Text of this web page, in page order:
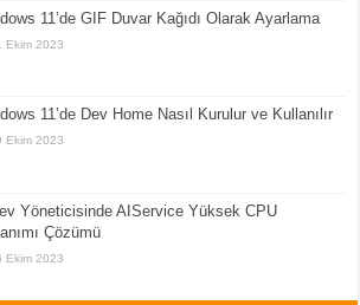
11’de GIF Duvar Kağıdı Olarak Ayarlama
Ekim 2023
11’de Dev Home Nasıl Kurulur ve Kullanılır
Ekim 2023
Yöneticisinde AIService Yüksek CPU
Çözümü
Ekim 2023